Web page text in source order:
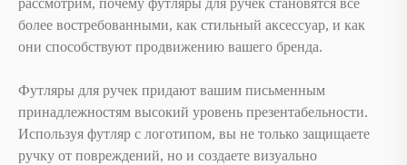
рассмотрим, почему футляры для ручек становятся все
более востребованными, как стильный аксессуар, и как
они способствуют продвижению вашего бренда.
Футляры для ручек придают вашим письменным
принадлежностям высокий уровень презентабельности.
Используя футляр с логотипом, вы не только защищаете
ручку от повреждений, но и создаете визуально